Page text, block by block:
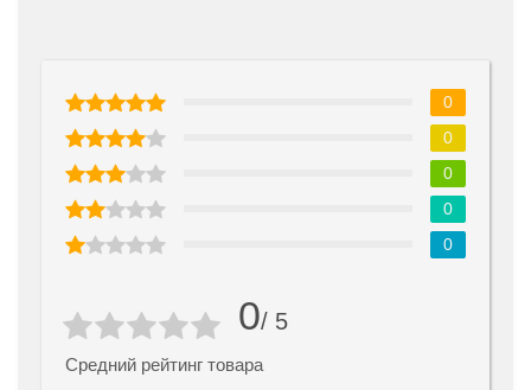
0/ 5
Средний рейтинг товара
0
0
0
0
0